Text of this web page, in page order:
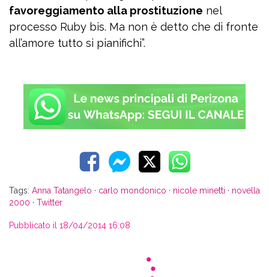
favoreggiamento alla prostituzione nel
processo Ruby bis. Ma non è detto che di fronte
all’amore tutto si pianifichi”.
Tags: Anna Tatangelo · carlo mondonico · nicole minetti · novella
2000 · Twitter
Pubblicato il 18/04/2014 16:08